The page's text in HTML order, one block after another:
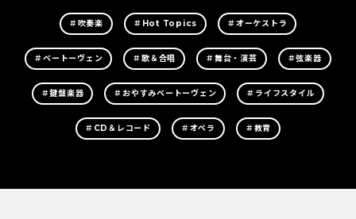
＃吹奏楽 ＃Hot Topics ＃オーケストラ
＃ベートーヴェン ＃歌＆合唱 ＃舞台・演芸 ＃弦楽器
＃鍵盤楽器 ＃おやすみベートーヴェン ＃ライフスタイル
＃CD＆レコード ＃オペラ ＃教育